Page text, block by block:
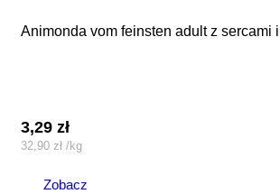
animonda vom feinsten adult z sercami
3,29zł
32,90zł /kg
Zobacz